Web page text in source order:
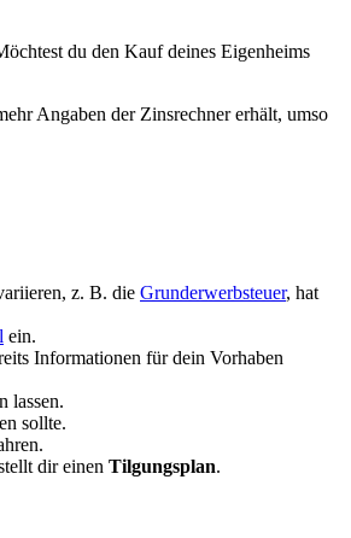
du den Kauf deines Eigenheims
Angaben der Zinsrechner erhält, umso
z. B. die Grunderwerbsteuer, hat
ein.
Informationen für dein Vorhaben
lassen.
sollte.
dir einen Tilgungsplan.